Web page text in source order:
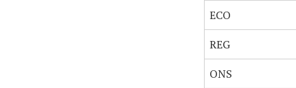
ECO
REG
ONS